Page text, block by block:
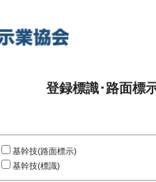
登録標識･路面標
基幹技(路面標示)
基幹技(標識)